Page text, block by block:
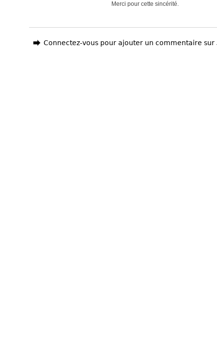
Merci pour cette sincérité.
Connectez-vous pour ajouter un commentaire sur